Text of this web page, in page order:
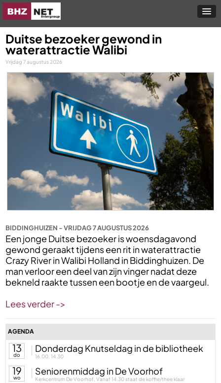
Duitse bezoeker gewond in
waterattractie Walibi
Vrijdag 7 augustus 2026
BIDDINGHUIZEN - VRIJDAG 7 AUGUSTUS 2026
Een jonge Duitse bezoeker is woensdagavond
gewond geraakt tijdens een rit in waterattractie
Crazy River in Walibi Holland in Biddinghuizen. De
man verloor een deel van zijn vinger nadat deze
bekneld raakte tussen een bootje en de vaargeul.
Lees verder ->
AGENDA
13
do
Donderdag Knutseldag in de bibliotheek
16.00, 14.30
19
wo
Seniorenmiddag in De Voorhof
Kerkcentrum De Voorhof, Vanaf 14.30 staat de koffie/thee klaar